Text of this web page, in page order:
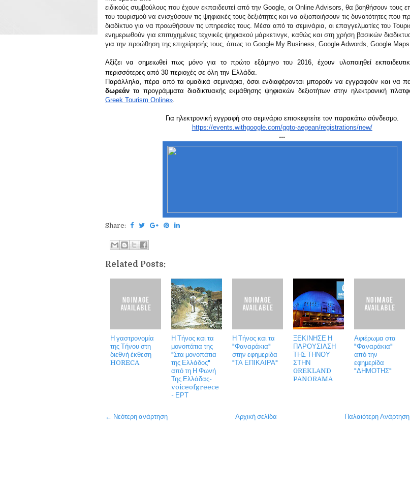
ειδικούς συμβούλους που έχουν εκπαιδευτεί από την Google, οι Online Advisors, θα βοηθήσουν τους
του τουρισμού να ενισχύσουν τις ψηφιακές τους δεξιότητες και να αξιοποιήσουν τις δυνατότητες που
διαδίκτυο για να προωθήσουν τις υπηρεσίες τους. Μέσα από τα σεμινάρια, οι επαγγελματίες του
ενημερωθούν για επιτυχημένες τεχνικές ψηφιακού μάρκετινγκ, καθώς και στη χρήση βασικών
για την προώθηση της επιχείρησής τους, όπως το Google My Business, Google Adwords, Google
Αξίζει να σημειωθεί πως μόνο για το πρώτο εξάμηνο του 2016, έχουν υλοποιηθεί
περισσότερες από 30 περιοχές σε όλη την Ελλάδα.
δωρεάν τα προγράμματα διαδικτυακής εκμάθησης ψηφιακών δεξιοτήτων στην ηλεκτρονική
Greek Tourism Online».
Για ηλεκτρονική εγγραφή στο σεμινάριο επισκεφτείτε τον παρακάτω σύνδεσμο.
https://events.withgoogle.com/ggto-aegean/registrations/new/
---
Share:
Related Posts:
Η γαστρονομία
της Τήνου στη
διεθνή έκθεση
HORECA
Η Τήνος και τα
μονοπάτια της
"Στα μονοπάτια
της Ελλάδος"
από τη Η Φωνή
Της Ελλάδας-
voiceofgreece
- ΕΡΤ
Η Τήνος και τα
"Φαναράκια"
στην εφημερίδα
"ΤΑ ΕΠΙΚΑΙΡΑ"
ΞΕΚΙΝΗΣΕ Η
ΠΑΡΟΥΣΙΑΣΗ
ΤΗΣ ΤΗΝΟΥ
ΣΤΗΝ
GREKLAND
PANORAMA
Αφιέρωμα στα
"Φαναράκια"
από την
εφημερίδα
"ΔΗΜΟΤΗΣ"
← Νεότερη ανάρτηση Παλαιότερη
Αρχική σελίδα